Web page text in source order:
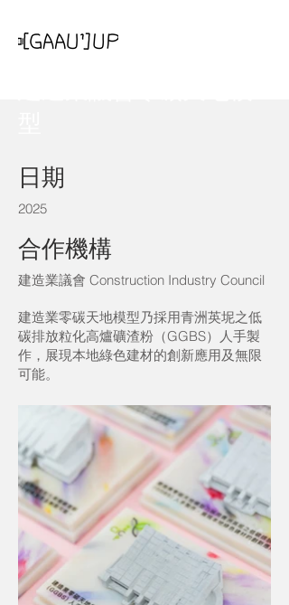
日期
2025
合作機構
建造業議會 Construction Industry Council
建造業零碳天地模型乃採用青洲英坭之低
碳排放粒化高爐礦渣粉（GGBS）人手製
作，展現本地綠色建材的創新應用及無限
可能。